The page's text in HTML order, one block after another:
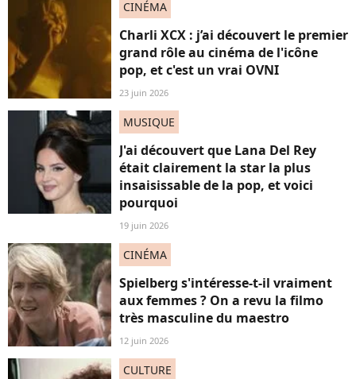
CINÉMA
Charli XCX : j’ai découvert le premier
grand rôle au cinéma de l'icône
pop, et c'est un vrai OVNI
23 juin 2026
MUSIQUE
J'ai découvert que Lana Del Rey
était clairement la star la plus
insaisissable de la pop, et voici
pourquoi
19 juin 2026
CINÉMA
Spielberg s'intéresse-t-il vraiment
aux femmes ? On a revu la filmo
très masculine du maestro
12 juin 2026
CULTURE